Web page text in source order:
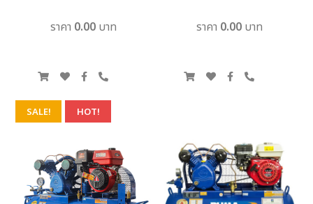
ราคา 0.00 บาท ราคา 0.00 บาท
SALE! HOT!